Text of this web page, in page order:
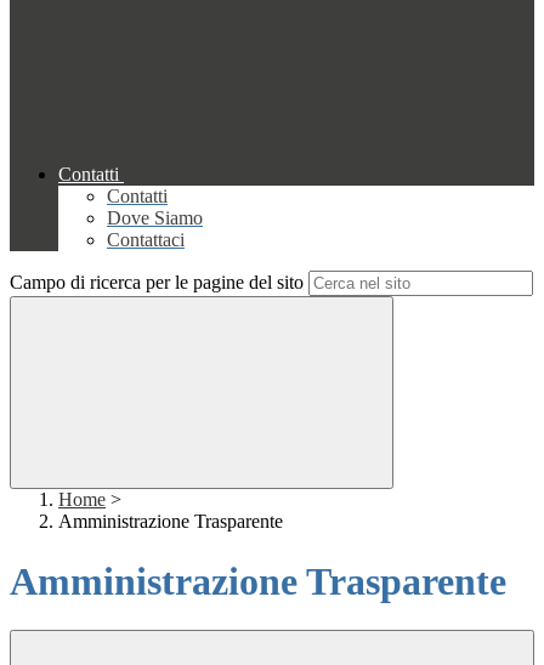
Contatti
Contatti
Dove Siamo
Contattaci
Campo di ricerca per le pagine del sito
Home >
Amministrazione Trasparente
Amministrazione Trasparente